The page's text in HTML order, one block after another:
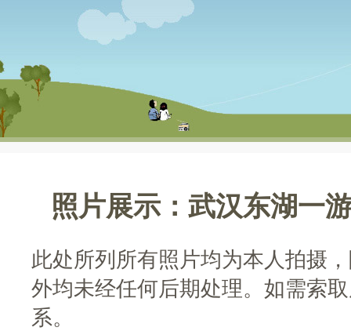
照片展示：武汉东湖一
此处所列所有照片均为本人拍摄
外均未经任何后期处理。如需索
系。